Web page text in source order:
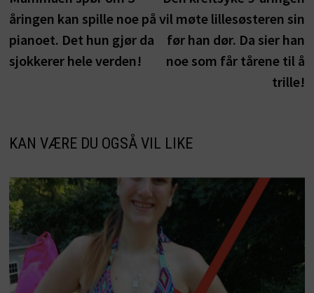
åringen kan spille noe på
pianoet. Det hun gjør da
sjokkerer hele verden!
vil møte lillesøsteren sin
før han dør. Da sier han
noe som får tårene til å
trille!
KAN VÆRE DU OGSÅ VIL LIKE